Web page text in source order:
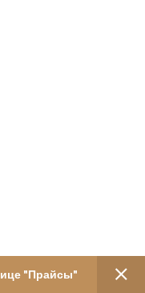
"Прайсы"